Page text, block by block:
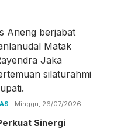
Minggu, 26/07/2026 -
Sinergi